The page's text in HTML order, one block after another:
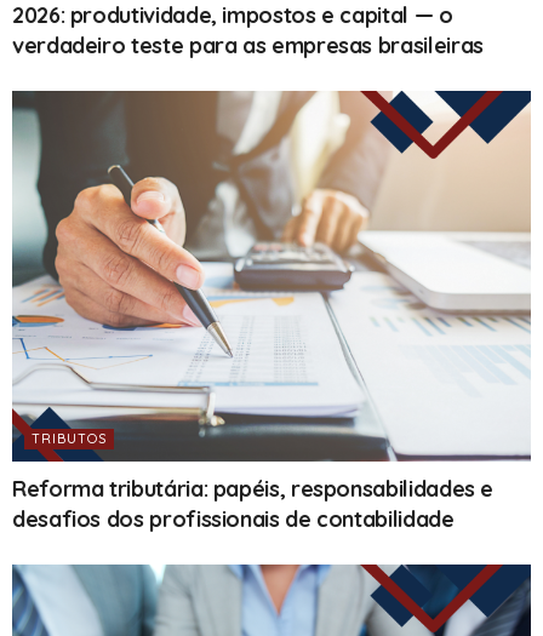
2026: produtividade, impostos e capital — o
verdadeiro teste para as empresas brasileiras
TRIBUTOS
Reforma tributária: papéis, responsabilidades e
desafios dos profissionais de contabilidade